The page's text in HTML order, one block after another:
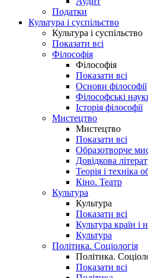
Податки
Культура і суспільство
Культура і суспільство
Показати всі
Філософія
Філософія
Показати всі
Основи філософії
Філософські
Історія філософії
Мистецтво
Мистецтво
Показати всі
Образотворче
Довідкова
Теорія і техніка
Кіно. Театр
Культура
Культура
Показати всі
Культура країн і
Культура
Політика. Соціологія
Політика.
Показати всі